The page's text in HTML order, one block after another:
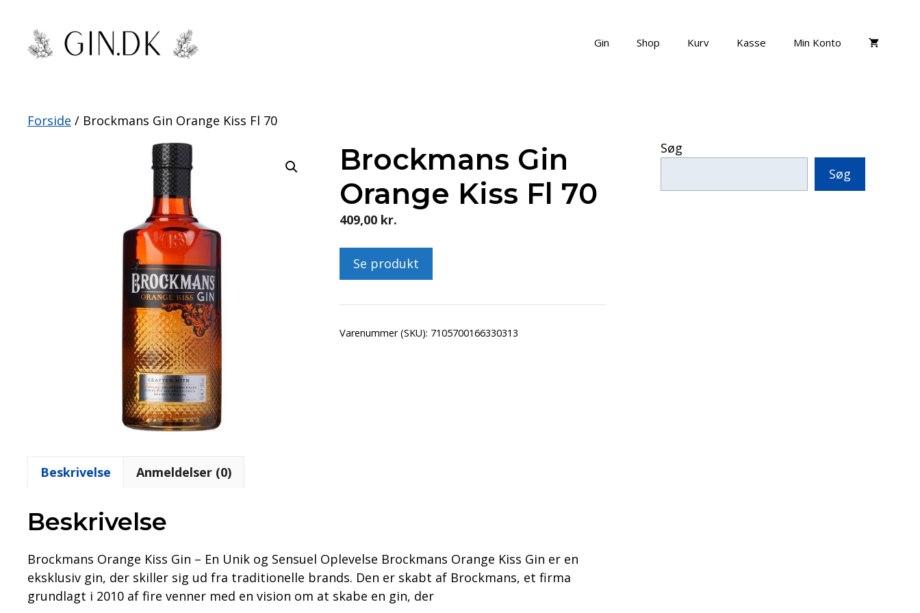
indhold
Gin Shop Kurv Kasse Min Konto
Forside / Brockmans Gin Orange Kiss Fl 70
Brockmans Gin
Orange Kiss Fl 70
409,00 kr.
Se produkt
Varenummer (SKU): 7105700166330313
Beskrivelse Anmeldelser (0)
Beskrivelse
Brockmans Orange Kiss Gin – En Unik og Sensuel Oplevelse Brockmans Orange Kiss Gin er en
eksklusiv gin, der skiller sig ud fra traditionelle brands. Den er skabt af Brockmans, et firma
grundlagt i 2010 af fire venner med en vision om at skabe en gin, der
Søg
Søg